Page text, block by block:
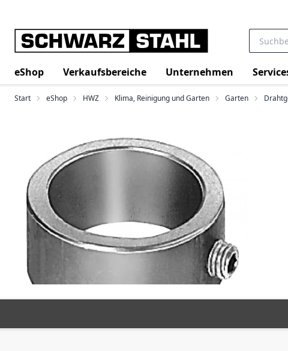
eShop Verkaufsbereiche Unternehmen
Start eShop HWZ Klima, Reinigung und Garten Garten